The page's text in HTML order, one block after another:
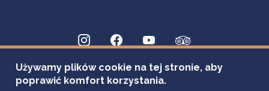
Używamy plików cookie na tej stronie, aby
poprawić komfort korzystania.